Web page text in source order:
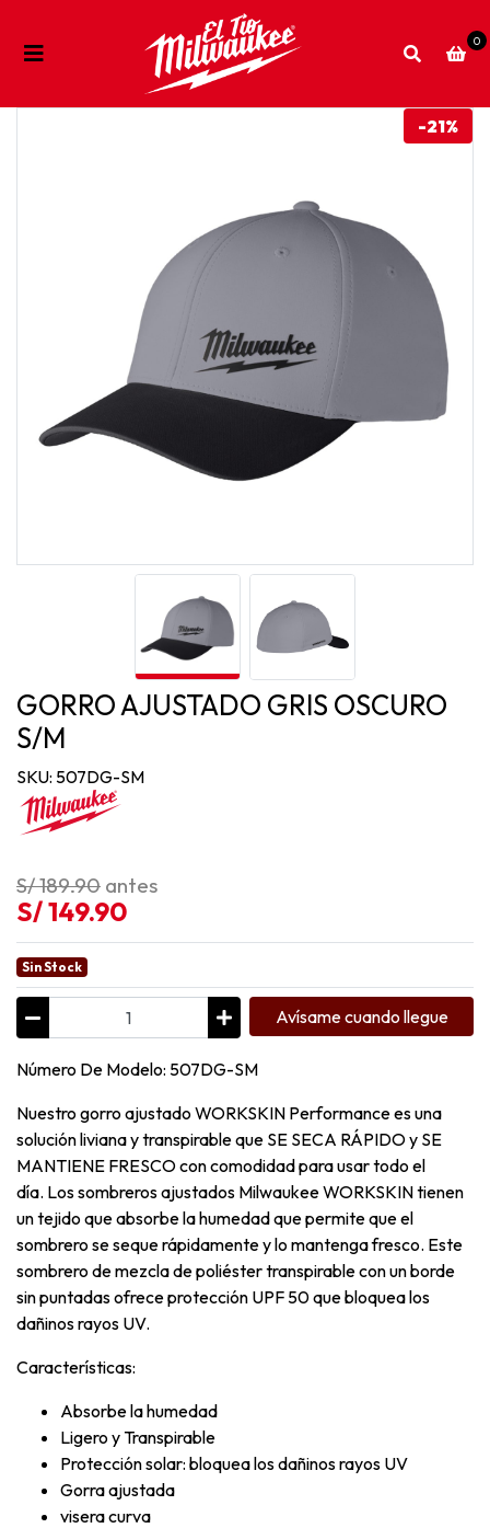
0
-21%
GORRO AJUSTADO GRIS OSCURO
S/M
SKU: 507DG-SM
S/ 189.90 antes
S/ 149.90
Sin Stock
Avísame cuando llegue
Número De Modelo: 507DG-SM
Nuestro gorro ajustado WORKSKIN Performance es una
solución liviana y transpirable que SE SECA RÁPIDO y SE
MANTIENE FRESCO con comodidad para usar todo el
día. Los sombreros ajustados Milwaukee WORKSKIN tienen
un tejido que absorbe la humedad que permite que el
sombrero se seque rápidamente y lo mantenga fresco. Este
sombrero de mezcla de poliéster transpirable con un borde
sin puntadas ofrece protección UPF 50 que bloquea los
dañinos rayos UV.
Características:
Absorbe la humedad
Ligero y Transpirable
Protección solar: bloquea los dañinos rayos UV
Gorra ajustada
visera curva